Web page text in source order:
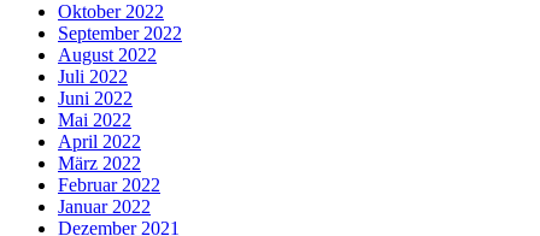
Oktober 2022
September 2022
August 2022
Juli 2022
Juni 2022
Mai 2022
April 2022
März 2022
Februar 2022
Januar 2022
Dezember 2021